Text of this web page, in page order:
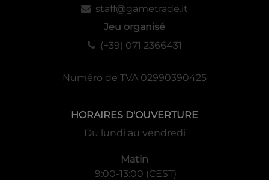
staff@gametrade.it
Jeu organisé
(+39) 071 2366431
Numéro de TVA 02990390425
HORAIRES D'OUVERTURE
Du lundi au vendredi
Matin
9:00-13:00 (CEST)